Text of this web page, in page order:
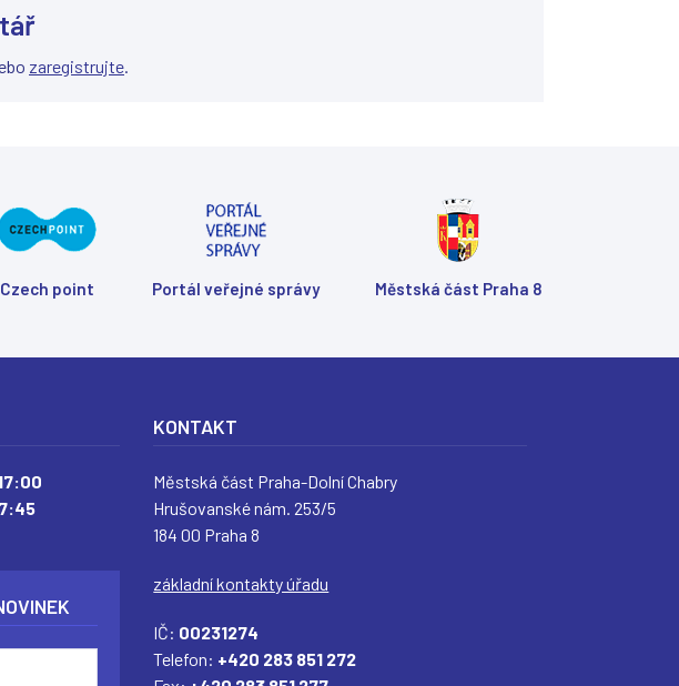
( ( ( (
zaregistrujte.
Czech point Portál veřejné správy Městská část Praha 8
KONTAKT
Městská část Praha-Dolní Chabry
Hrušovanské nám. 253/5
184 00 Praha 8
základní kontakty úřadu
IČ: 00231274
Telefon: +420 283 851 272